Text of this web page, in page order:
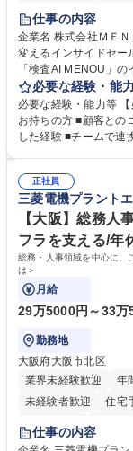
時短勤務あり
駅近5分以内
土日
仕事の内容
企業名 株式会社ＭＥＮＯＵ 求人名 ★【未経験歓迎】AIで製
変えるインサイドセールス 仕事の内容 ノーコードで検査AI
「検査AI MENOU」
商談機会の創出までを
セールスをつなぐ役割として、 適切なタイミングで
ョンを取りながら、受
体的な仕事内容】 リ
実行/フィールドセールスへの案件連携 募
造業の未来を変えるイ
必要な経験・能
必要な経験・能力等
お持ちの方 ■顧客との
した経験 ■チームで連携しな
企画・実行経験 ・
もとに営業プロセスを改善した経験 学歴・資
大 専修学校 高校 語学
正社員
三菱電機プラント
【大阪】総務人
フラを支える/年
総務・人事領域を中心に、
は＞
月給
29万5000円～33万
勤務地
大阪府大阪市北区
業界未経験歓迎
年
未経験者歓迎
住宅
退職金あり
駅近5分以内
土日
仕事の内容